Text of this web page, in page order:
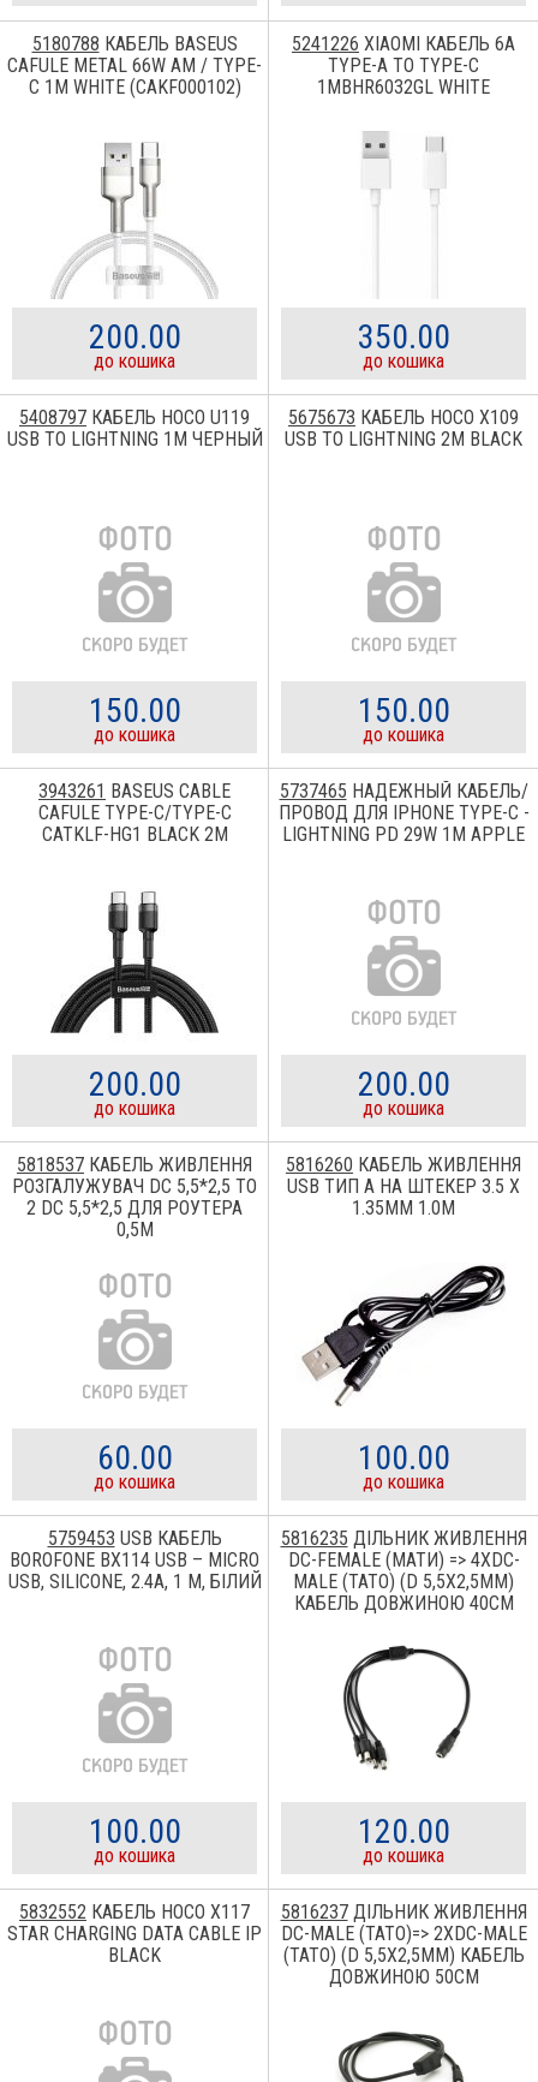
5180788 КАБЕЛЬ BASEUS
CAFULE METAL 66W AM / TYPE-
C 1M WHITE (CAKF000102)
200.00
до кошика
5241226 XIAOMI КАБЕЛЬ 6A
TYPE-A TO TYPE-C
1MBHR6032GL WHITE
350.00
до кошика
5408797 КАБЕЛЬ HOCO U119
USB TO LIGHTNING 1M ЧЕРНЫЙ
150.00
до кошика
5675673 КАБЕЛЬ HOCO X109
USB TO LIGHTNING 2M BLACK
150.00
до кошика
3943261 BASEUS CABLE
CAFULE TYPE-C/TYPE-C
CATKLF-HG1 BLACK 2M
200.00
до кошика
5737465 НАДЕЖНЫЙ КАБЕЛЬ/
ПРОВОД ДЛЯ IPHONE TYPE-C -
LIGHTNING PD 29W 1M APPLE
200.00
до кошика
5818537 КАБЕЛЬ ЖИВЛЕННЯ
РОЗГАЛУЖУВАЧ DC 5,5*2,5 TO
2 DC 5,5*2,5 ДЛЯ РОУТЕРА
0,5М
60.00
до кошика
5816260 КАБЕЛЬ ЖИВЛЕННЯ
USB ТИП A НА ШТЕКЕР 3.5 Х
1.35ММ 1.0М
100.00
до кошика
5759453 USB КАБЕЛЬ
BOROFONE BX114 USB – MICRO
USB, SILICONE, 2.4A, 1 М, БІЛИЙ
100.00
до кошика
5816235 ДІЛЬНИК ЖИВЛЕННЯ
DC-FEMALE (МАТИ) => 4XDC-
MALE (ТАТО) (D 5,5X2,5ММ)
КАБЕЛЬ ДОВЖИНОЮ 40СМ
120.00
до кошика
5832552 КАБЕЛЬ HOCO X117
STAR CHARGING DATA CABLE IP
BLACK
5816237ДІЛЬНИК ЖИВЛЕННЯ
DC-MALE (ТАТО)=> 2XDC-MALE
(ТАТО) (D 5,5X2,5ММ) КАБЕЛЬ
ДОВЖИНОЮ 50СМ